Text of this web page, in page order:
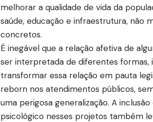
melhorar a qualidade de vida da
saúde, educação e infraestrutura, não
concretos.
É inegável que a relação afetiva de
ser interpretada de diferentes formas,
transformar essa relação em pauta
reborn nos atendimentos públicos,
uma perigosa generalização. A
psicológico nesses projetos também